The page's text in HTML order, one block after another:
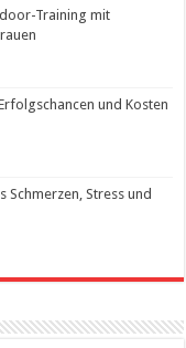
Training mit
und Kosten
Schmerzen, Stress und